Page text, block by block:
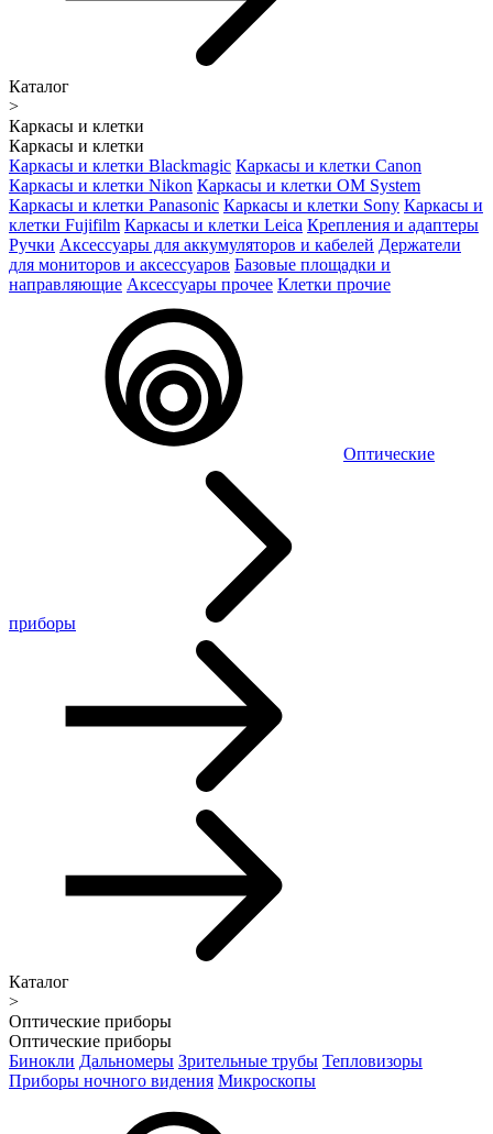
Каталог
>
Каркасы и клетки
Каркасы и клетки
Каркасы и клетки Blackmagic Каркасы и клетки Canon
Каркасы и клетки Nikon Каркасы и клетки OM System
Каркасы и клетки Panasonic Каркасы и клетки Sony Каркасы и
клетки Fujifilm Каркасы и клетки Leica Крепления и адаптеры
Ручки Аксессуары для аккумуляторов и кабелей Держатели
для мониторов и аксессуаров Базовые площадки и
направляющие Аксессуары прочее Клетки прочие
Оптические
приборы
Каталог
>
Оптические приборы
Оптические приборы
Бинокли Дальномеры Зрительные трубы Тепловизоры
Приборы ночного видения Микроскопы